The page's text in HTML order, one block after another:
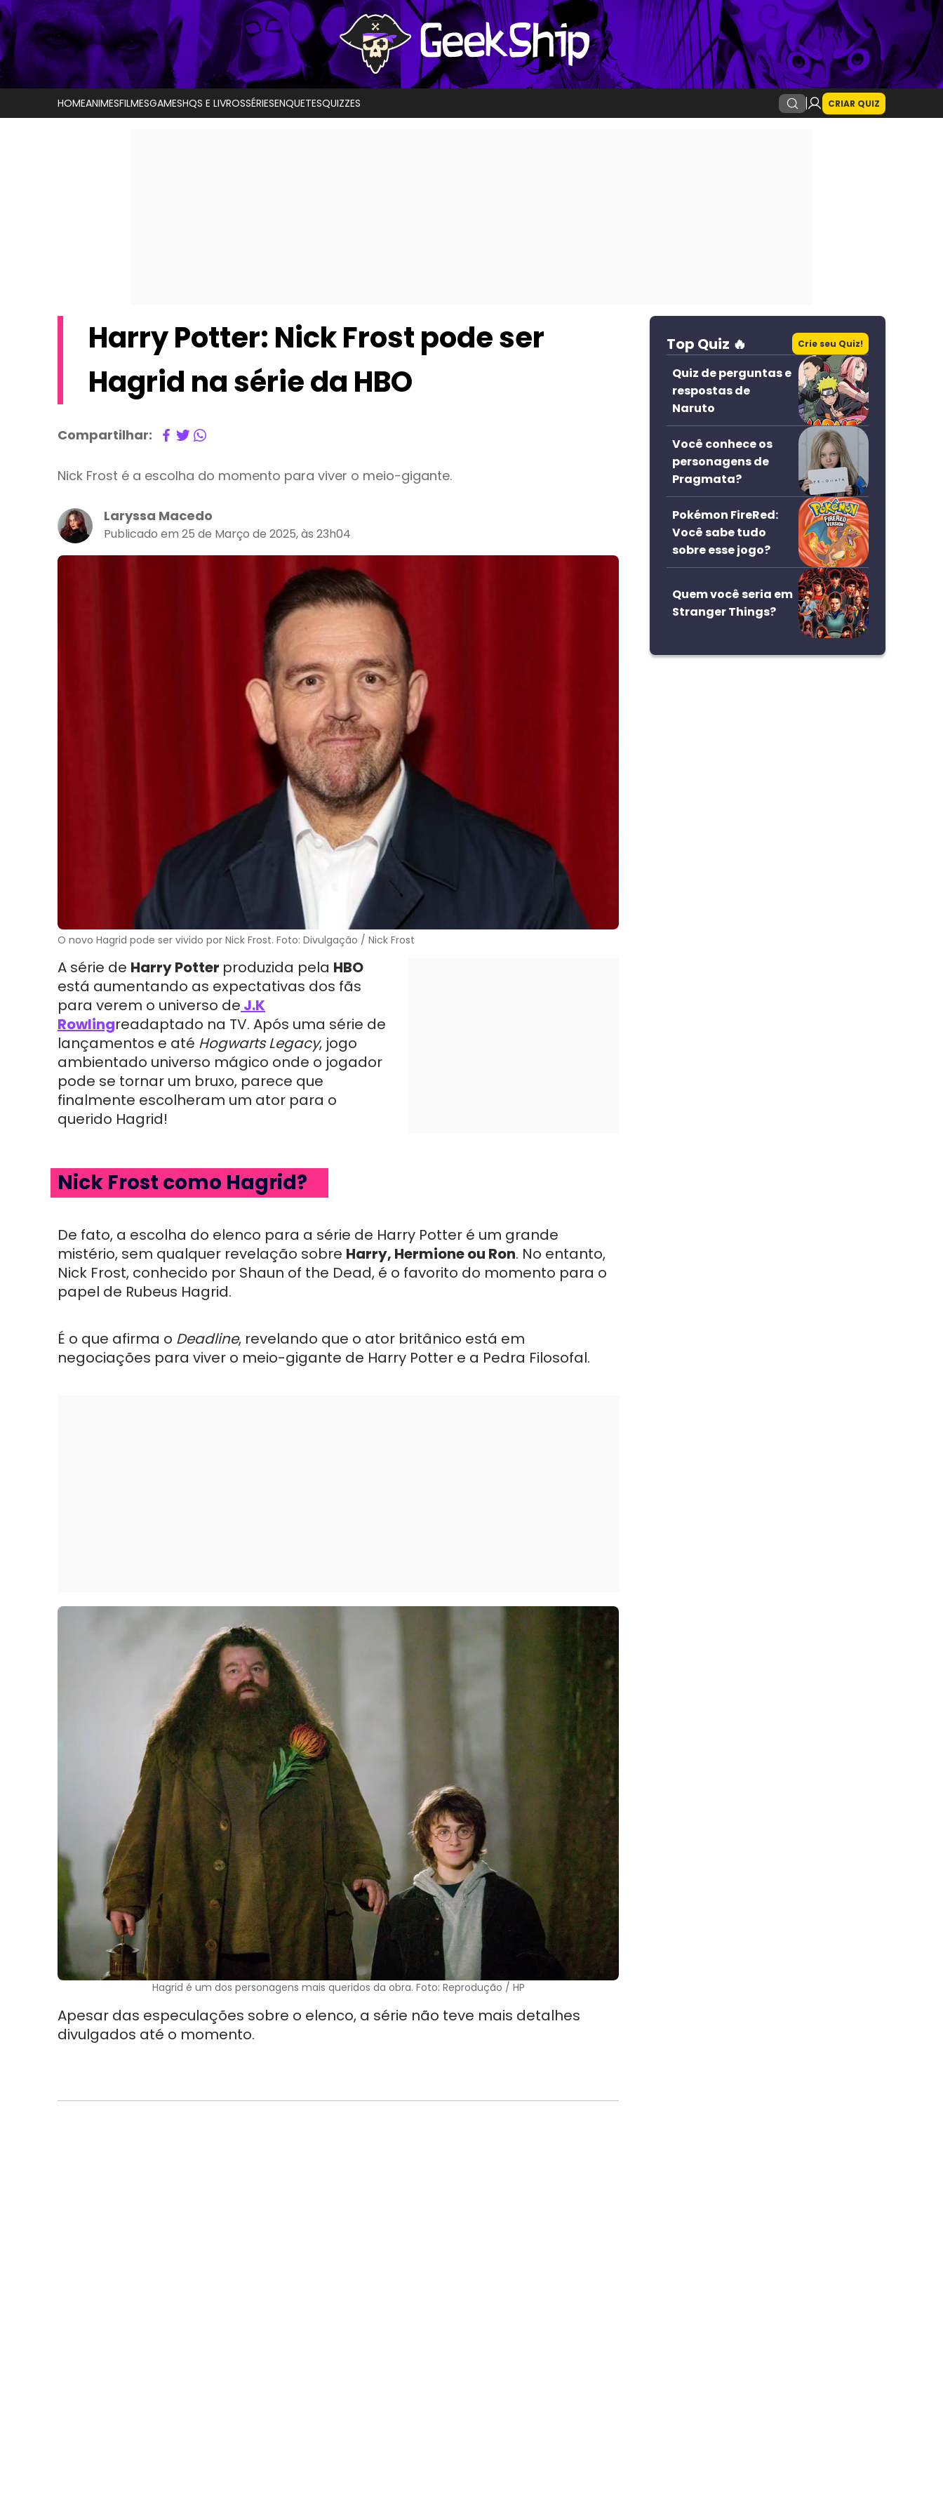
HOMEANIMESFILMESGAMESHQS E LIVROSSÉRIESENQUETESQUIZZES CRIAR QUIZ
Harry Potter: Nick Frost pode ser
Hagrid na série da HBO
Compartilhar:
Nick Frost é a escolha do momento para viver o meio-gigante.
Laryssa Macedo
Publicado em 25 de Março de 2025, às 23h04
O novo Hagrid pode ser vivido por Nick Frost. Foto: Divulgação / Nick Frost
A série de Harry Potter produzida pela HBO
está aumentando as expectativas dos fãs
para verem o universo de J.K
Rowlingreadaptado na TV. Após uma série de
lançamentos e até Hogwarts Legacy, jogo
ambientado universo mágico onde o jogador
pode se tornar um bruxo, parece que
finalmente escolheram um ator para o
querido Hagrid!
Nick Frost como Hagrid?
De fato, a escolha do elenco para a série de Harry Potter é um grande
mistério, sem qualquer revelação sobre Harry, Hermione ou Ron. No entanto,
Nick Frost, conhecido por Shaun of the Dead, é o favorito do momento para o
papel de Rubeus Hagrid.
É o que afirma o Deadline, revelando que o ator britânico está em
negociações para viver o meio-gigante de Harry Potter e a Pedra Filosofal.
Hagrid é um dos personagens mais queridos da obra. Foto: Reprodução / HP
Apesar das especulações sobre o elenco, a série não teve mais detalhes
divulgados até o momento.
Top Quiz 🔥 Crie seu Quiz!
Quiz de perguntas e
respostas de
Naruto
Você conhece os
personagens de
Pragmata?
Pokémon FireRed:
Você sabe tudo
sobre esse jogo?
Quem você seria em
Stranger Things?